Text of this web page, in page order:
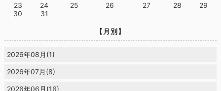
23
24 25 26 27 28
29
30
31
【月別】
2026年08月(1)
2026年07月(8)
2026年06月(16)